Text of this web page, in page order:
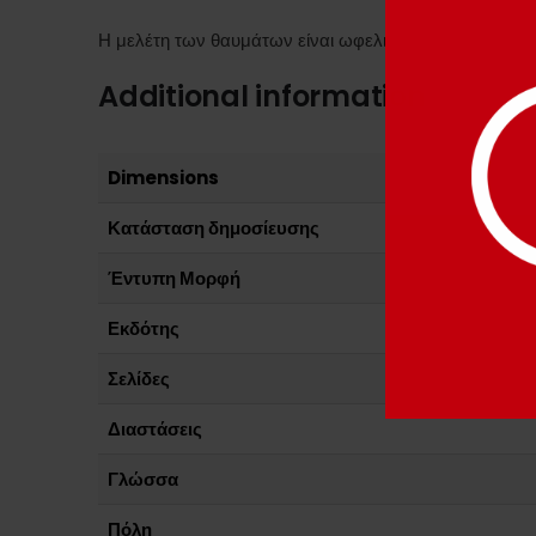
Η μελέτη των θαυμάτων είναι ωφελιμοτάτη γιατί το
Additional information
Dimensions
Κατάσταση δημοσίευσης
Έντυπη Μορφή
Εκδότης
Σελίδες
Διαστάσεις
Γλώσσα
Πόλη